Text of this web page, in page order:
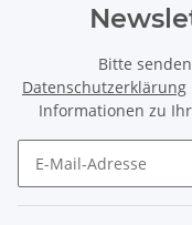
Bitte
Datenschutzerklärung
Informationen zu